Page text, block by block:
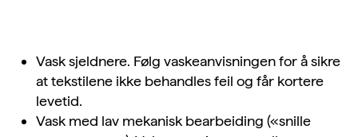
Vask sjeldnere. Følg vaskeanvisningen for å sikre
at tekstilene ikke behandles feil og får kortere
levetid.
Vask med lav mekanisk bearbeiding («snille